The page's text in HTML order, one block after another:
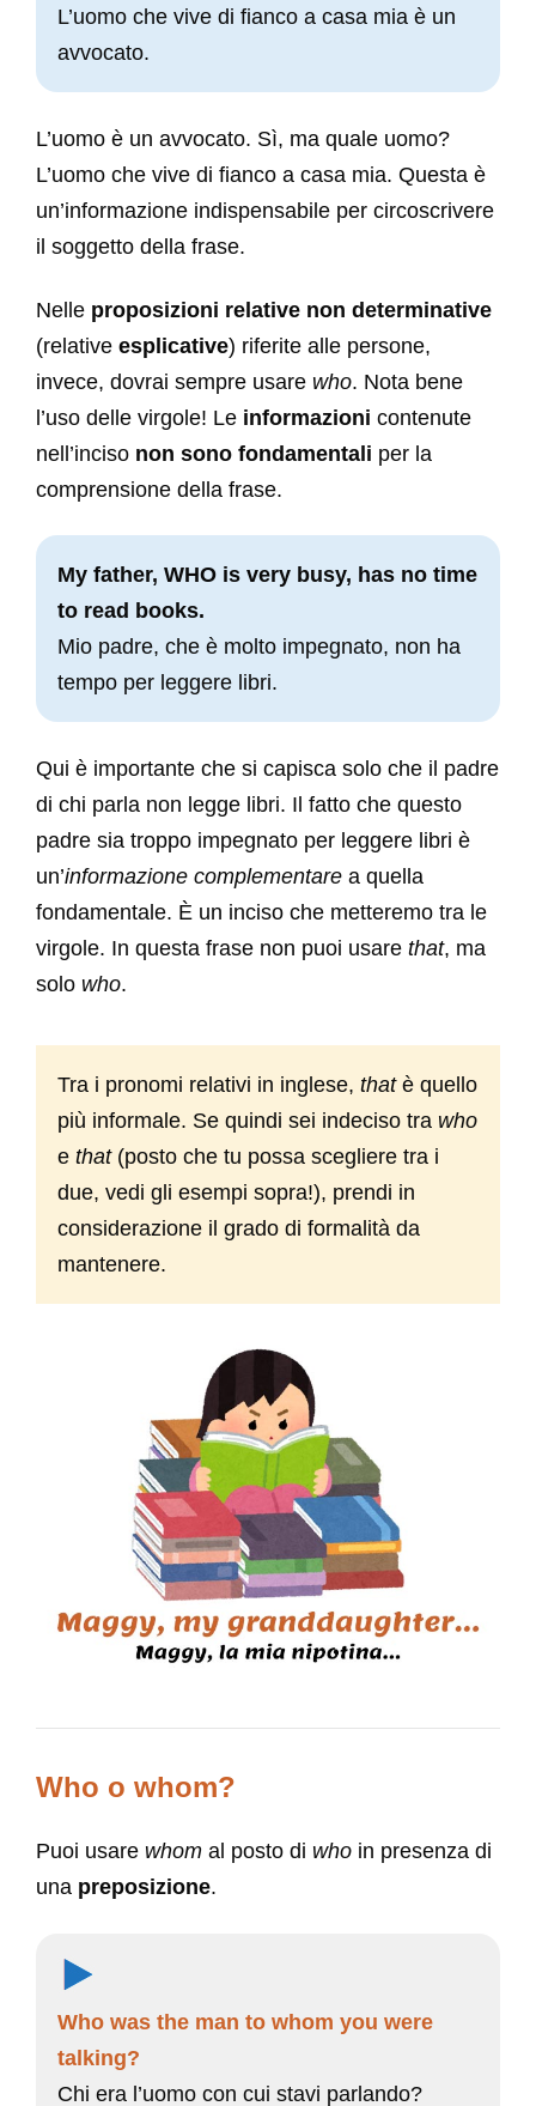
L’uomo che vive di fianco a casa mia è un
avvocato.
L’uomo è un avvocato. Sì, ma quale uomo?
L’uomo che vive di fianco a casa mia. Questa è
un’informazione indispensabile per circoscrivere
il soggetto della frase.
Nelle proposizioni relative non determinative
(relative esplicative) riferite alle persone,
invece, dovrai sempre usare who. Nota bene
l’uso delle virgole! Le informazioni contenute
nell’inciso non sono fondamentali per la
comprensione della frase.
My father, WHO is very busy, has no time
to read books.
Mio padre, che è molto impegnato, non ha
tempo per leggere libri.
Qui è importante che si capisca solo che il padre
di chi parla non legge libri. Il fatto che questo
padre sia troppo impegnato per leggere libri è
un’informazione complementare a quella
fondamentale. È un inciso che metteremo tra le
virgole. In questa frase non puoi usare that, ma
solo who.
Tra i pronomi relativi in inglese, that è quello
più informale. Se quindi sei indeciso tra who
e that (posto che tu possa scegliere tra i
due, vedi gli esempi sopra!), prendi in
considerazione il grado di formalità da
mantenere.
Who o whom?
Puoi usare whom al posto di who in presenza di
una preposizione.
Who was the man to whom you were
talking?
Chi era l’uomo con cui stavi parlando?